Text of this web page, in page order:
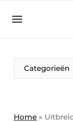
Bedrijven
Bedrijven
Direct
Categorieën
Home »